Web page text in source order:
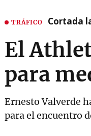
TRÁFICO Cortada
El
para
Ernesto Valverde
para el encuentro